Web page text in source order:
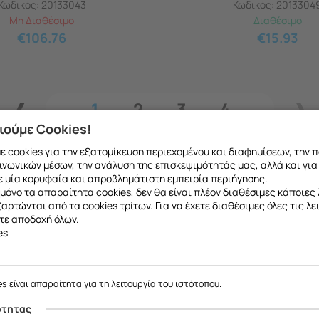
20133043
Μη Διαθέσιμο
€106.76
Κωδικός:
Διαθέσιμο
€15.93
1 2 3 4
ανταλλακτικό που θέλετε μπορείτε να
μιλήσετε με εξειδικευμένο συνεργάτη
Cookies!
cookies για την εξατομίκευση περιεχομένου και διαφημίσεων, την
μέσων, την ανάλυση της επισκεψιμότητάς μας, αλλά και
κορυφαία και απροβλημάτιστη εμπειρία περιήγησης.
τα απαραίτητα cookies, δεν θα είναι πλέον διαθέσιμες κάποιες
από τα cookies τρίτων. Για να έχετε διαθέσιμες όλες τις
αποδοχή όλων.
είναι απαραίτητα για τη λειτουργία του ιστότοπου.
να σας ενημερώσουμε ότι η επιχείρησή μας θα παραμείνει κλειστή
έως και 18/08, λόγω καλοκαιρινών διακοπών.
Θα είμαστε ξανά κοντά σας από19/08.